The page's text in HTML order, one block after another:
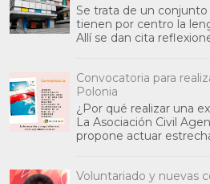
Se trata de un
tienen por centro la
Allí se dan cita
Convocatoria para
Polonia
¿Por qué realizar una
La Asociación Civil
propone actuar
Voluntariado y nuevas